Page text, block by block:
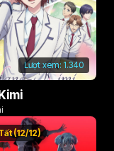
Lượt xem: 1.340
(12/12)